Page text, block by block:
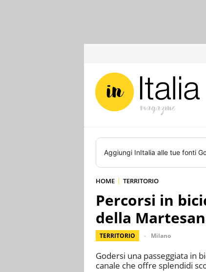
Aggiungi InItalia alle tue fonti
HOME TERRITORIO
Percorsi in
della
TERRITORIO Milano
Godersi una passeggiata in
canale che offre splendidi